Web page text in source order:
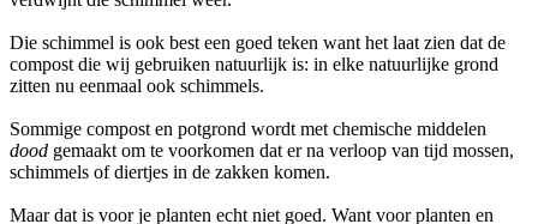
Die schimmel is ook best een goed teken want het laat zien dat de
compost die wij gebruiken natuurlijk is: in elke natuurlijke grond
zitten nu eenmaal ook schimmels.
Sommige compost en potgrond wordt met chemische middelen
dood gemaakt om te voorkomen dat er na verloop van tijd mossen,
schimmels of diertjes in de zakken komen.
Maar dat is voor je planten echt niet goed. Want voor planten en